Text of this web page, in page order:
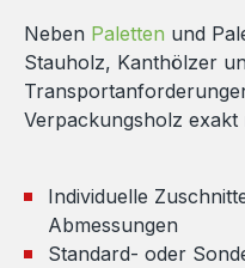
Neben Paletten und
Stauholz, Kanthölzer
Verpackungsholz
Individuelle
Abmessungen
Standard- oder